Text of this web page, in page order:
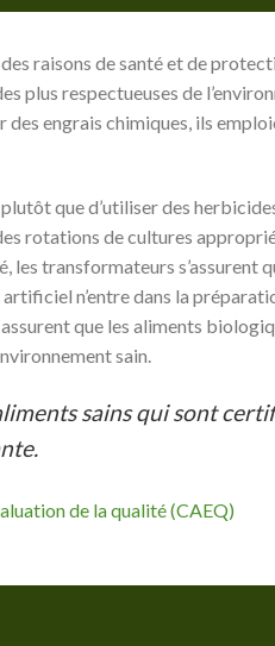
raisons de santé et de
plus respectueuses de
engrais chimiques, ils
que d’utiliser des
rotations de cultures
les transformateurs s’assurent
n’entre dans la
que les aliments
sain.
sains qui sont
de la qualité (CAEQ)